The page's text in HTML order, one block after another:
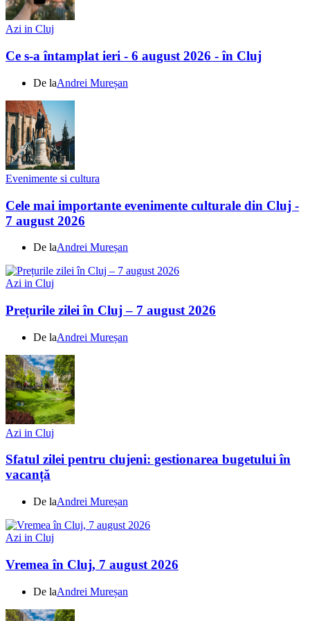
Azi in Cluj
Ce s-a întamplat ieri - 6 august 2026 - în Cluj
De laAndrei Mureșan
Evenimente si cultura
Cele mai importante evenimente culturale din Cluj -
7 august 2026
De laAndrei Mureșan
Azi in Cluj
Prețurile zilei în Cluj – 7 august 2026
De laAndrei Mureșan
Azi in Cluj
Sfatul zilei pentru clujeni: gestionarea bugetului în
vacanță
De laAndrei Mureșan
Azi in Cluj
Vremea în Cluj, 7 august 2026
De laAndrei Mureșan